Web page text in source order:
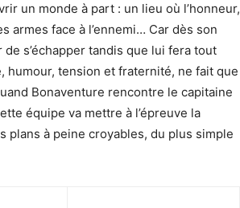
un monde à part : un lieu où l’honneur,
armes face à l’ennemi… Car dès son
s’échapper tandis que lui fera tout
humour, tension et fraternité, ne fait que
Bonaventure rencontre le capitaine
équipe va mettre à l’épreuve la
plans à peine croyables, du plus simple